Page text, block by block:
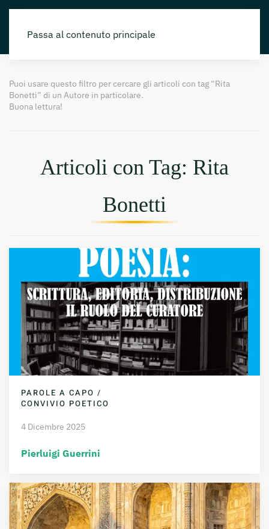
Passa al contenuto principale
Puoi usare questo filtro per cercare gli articoli con tag “Rita
Bonetti” di un Autore in particolare.
Buona lettura!
Articoli con Tag: Rita
Bonetti
PAROLE A CAPO /
CONVIVIO POETICO
4 Dicembre 2025
Pierluigi Guerrini